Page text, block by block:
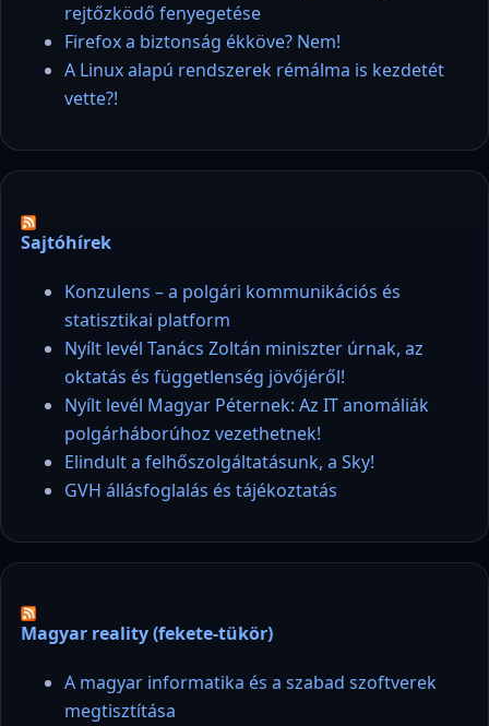
rejtőzködő fenyegetése
Firefox a biztonság ékköve? Nem!
A Linux alapú rendszerek rémálma is kezdetét
vette?!
Sajtóhírek
Konzulens – a polgári kommunikációs és
statisztikai platform
Nyílt levél Tanács Zoltán miniszter úrnak, az
oktatás és függetlenség jövőjéről!
Nyílt levél Magyar Péternek: Az IT anomáliák
polgárháborúhoz vezethetnek!
Elindult a felhőszolgáltatásunk, a Sky!
GVH állásfoglalás és tájékoztatás
Magyar reality (fekete-tükör)
A magyar informatika és a szabad szoftverek
megtisztítása